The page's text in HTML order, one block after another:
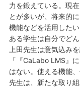
力を鍛えている。現
とが多いが、将来的
機能などを活用した
ある学生は自分でど
上田先生は意気込みを
「『CaLabo LMS』
はない。使える機能
先生は、新たな取り